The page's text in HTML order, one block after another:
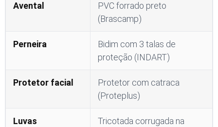
Avental
PVC forrado preto
(Brascamp)
Perneira
Bidim com 3 talas de
proteção (INDART)
Protetor facial
Protetor com catraca
(Proteplus)
Luvas
Tricotada corrugada na